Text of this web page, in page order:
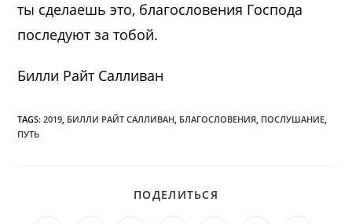
ты сделаешь это, благословения Господа
последуют за тобой.
Билли Райт Салливан
TAGS:2019, БИЛЛИ РАЙТ САЛЛИВАН, БЛАГОСЛОВЕНИЯ, ПОСЛУШАНИЕ,
ПУТЬ
ПОДЕЛИТЬСЯ